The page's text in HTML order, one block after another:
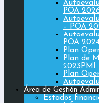
POA 2026
– POA
POA 2024
Plan
Plan de
2023PMI
Plan
Área de Gestión
Estados